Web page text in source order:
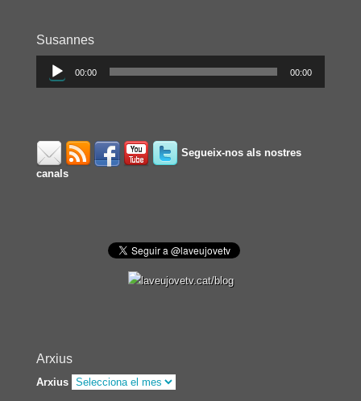
Susannes
Reproductor
d'àudio
00:00 00:00
Segueix-nos als nostres
canals
Arxius
Arxius